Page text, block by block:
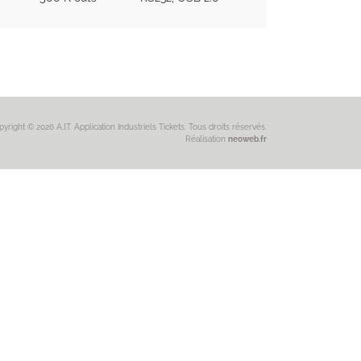
© 2026 A.I.T. Application Industriels Tickets. Tous droits réservés.
Réalisation neoweb.fr